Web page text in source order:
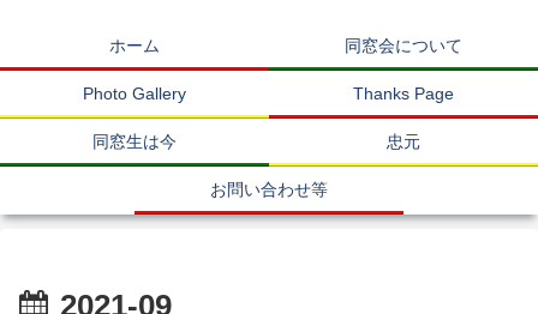
ホーム 同窓会について
Photo Gallery Thanks Page
同窓生は今 忠元
お問い合わせ等
2021-09